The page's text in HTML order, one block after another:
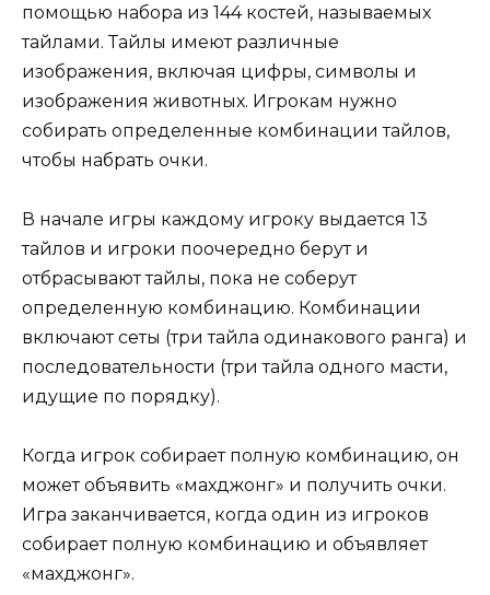
помощью набора из 144 костей, называемых
тайлами. Тайлы имеют различные
изображения, включая цифры, символы и
изображения животных. Игрокам нужно
собирать определенные комбинации тайлов,
чтобы набрать очки.
В начале игры каждому игроку выдается 13
тайлов и игроки поочередно берут и
отбрасывают тайлы, пока не соберут
определенную комбинацию. Комбинации
включают сеты (три тайла одинакового ранга) и
последовательности (три тайла одного масти,
идущие по порядку).
Когда игрок собирает полную комбинацию, он
может объявить «махджонг» и получить очки.
Игра заканчивается, когда один из игроков
собирает полную комбинацию и объявляет
«махджонг».